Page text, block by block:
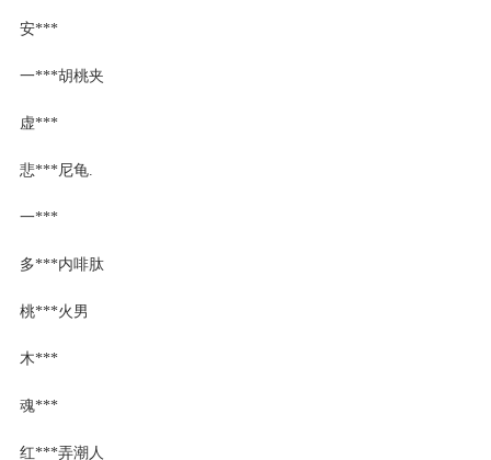
安***
一***胡桃夹
虚***
悲***尼龟.
一***
多***内啡肽
桃***火男
木***
魂***
红***弄潮人